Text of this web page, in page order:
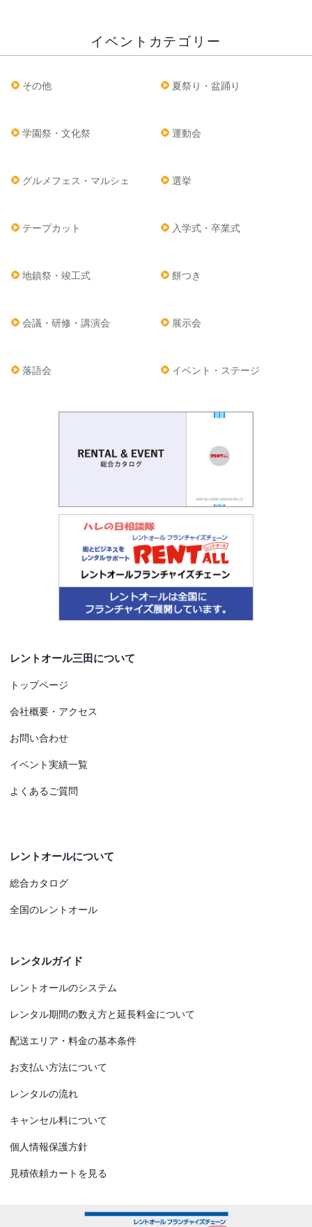
イベントカテゴリー
その他 夏祭り・盆踊り
学園祭・文化祭 運動会
グルメフェス・マルシェ 選挙
テープカット 入学式・卒業式
地鎮祭・竣工式 餅つき
会議・研修・講演会 展示会
落語会 イベント・ステージ
レントオール三田について
トップページ
会社概要・アクセス
お問い合わせ
イベント実績一覧
よくあるご質問
レントオールについて
総合カタログ
全国のレントオール
レンタルガイド
レントオールのシステム
レンタル期間の数え方と延長料金について
配送エリア・料金の基本条件
お支払い方法について
レンタルの流れ
キャンセル料について
個人情報保護方針
見積依頼カートを見る